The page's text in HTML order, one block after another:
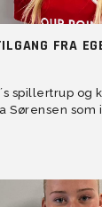
FRA
spillertrup og
Sørensen som